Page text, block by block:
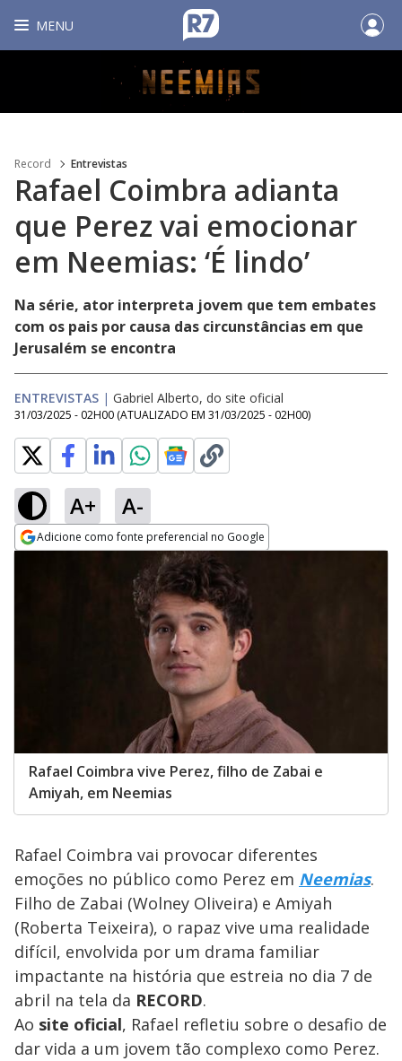
MENU
Record Entrevistas
Rafael Coimbra adianta
que Perez vai emocionar
em Neemias: ‘É lindo’
Na série, ator interpreta jovem que tem embates
com os pais por causa das circunstâncias em que
Jerusalém se encontra
ENTREVISTAS | Gabriel Alberto, do site oficial
31/03/2025 - 02H00 (ATUALIZADO EM 31/03/2025 - 02H00)
A+ A-
Adicione como fonte preferencial no Google
Rafael Coimbra vive Perez, filho de Zabai e
Amiyah, em Neemias
Rafael Coimbra vai provocar diferentes
emoções no público como Perez em Neemias.
Filho de Zabai (Wolney Oliveira) e Amiyah
(Roberta Teixeira), o rapaz vive uma realidade
difícil, envolvida por um drama familiar
impactante na história que estreia no dia 7 de
abril na tela da RECORD.
Ao site oficial, Rafael refletiu sobre o desafio de
dar vida a um jovem tão complexo como Perez.